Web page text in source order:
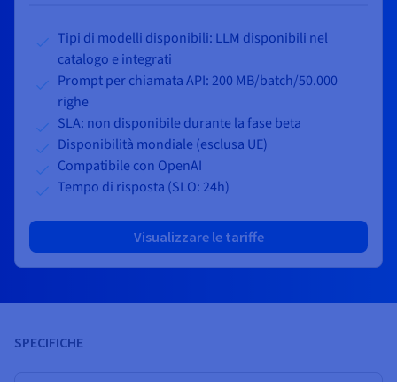
Tipi di modelli disponibili: LLM disponibili nel
catalogo e integrati
Prompt per chiamata API: 200 MB/batch/50.000
righe
SLA: non disponibile durante la fase beta
Disponibilità mondiale (esclusa UE)
Compatibile con OpenAI
Tempo di risposta (SLO: 24h)
Visualizzare le tariffe
SPECIFICHE